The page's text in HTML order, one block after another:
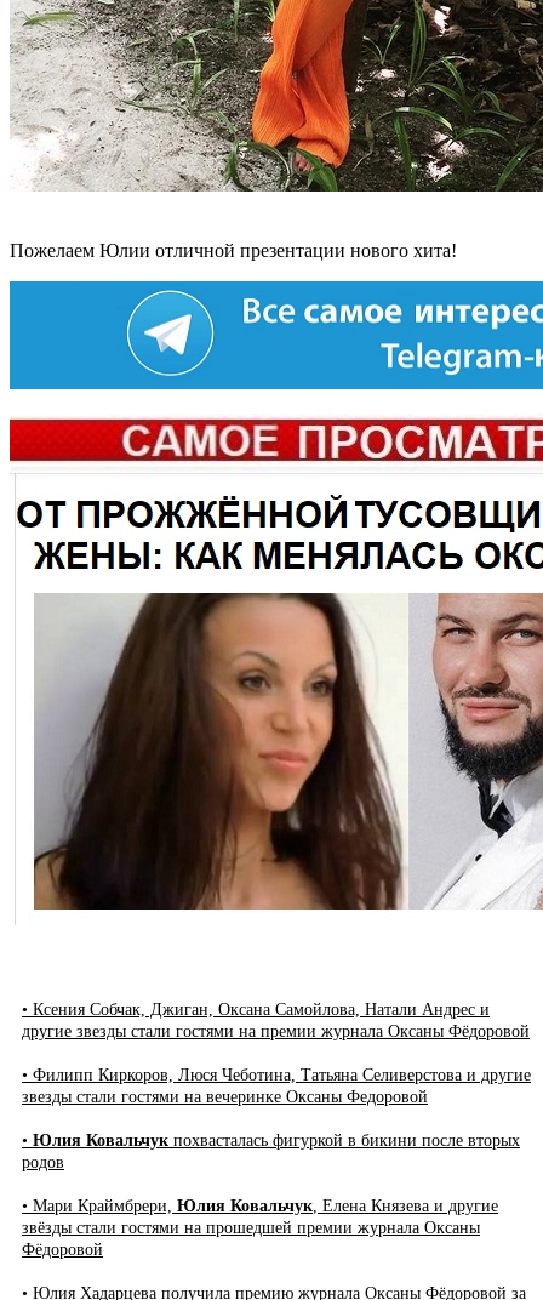
Пожелаем Юлии отличной презентации нового хита!
• Ксения Собчак, Джиган, Оксана Самойлова, Натали Андрес и
другие звезды стали гостями на премии журнала Оксаны Фёдоровой
• Филипп Киркоров, Люся Чеботина, Татьяна Селиверстова и другие
звезды стали гостями на вечеринке Оксаны Федоровой
• Юлия Ковальчук похвасталась фигуркой в бикини после вторых
родов
• Мари Краймбрери, Юлия Ковальчук, Елена Князева и другие
звёзды стали гостями на прошедшей премии журнала Оксаны
Фёдоровой
• Юлия Хадарцева получила премию журнала Оксаны Фёдоровой за